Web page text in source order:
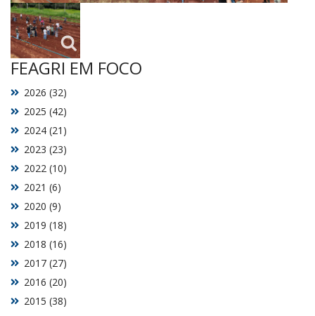
FEAGRI EM FOCO
2015 (38)
2016 (20)
2017 (27)
2018 (16)
2019 (18)
2020 (9)
2021 (6)
2022 (10)
2023 (23)
2024 (21)
2025 (42)
2026 (32)